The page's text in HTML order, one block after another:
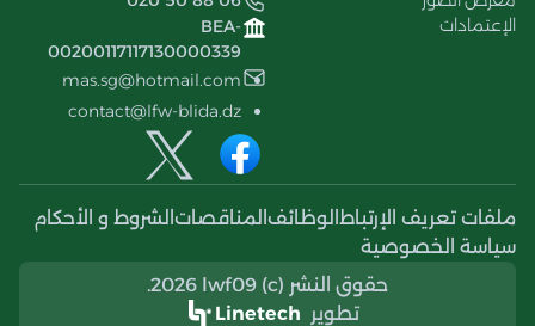
الإعتمادات
BEA-
00200117117130000339
mas.sg@hotmail.com
contact@lfw-blida.dz
ملفات تعريف الإرتباط الوظائف المناقصات الشروط و الأحكام
سياسة الخصوصية
حقوق النشر (c) 2026 lwf09.
تطوير Linetech